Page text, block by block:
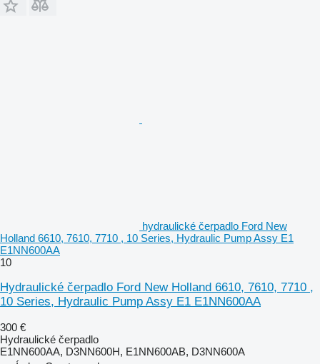
hydraulické čerpadlo Ford New
Holland 6610, 7610, 7710 , 10 Series, Hydraulic Pump Assy E1
E1NN600AA
10
Hydraulické čerpadlo Ford New Holland 6610, 7610, 7710 ,
10 Series, Hydraulic Pump Assy E1 E1NN600AA
300 €
Hydraulické čerpadlo
E1NN600AA, D3NN600H, E1NN600AB, D3NN600A